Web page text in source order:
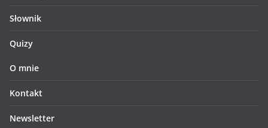
Słownik
Quizy
O mnie
Kontakt
Newsletter